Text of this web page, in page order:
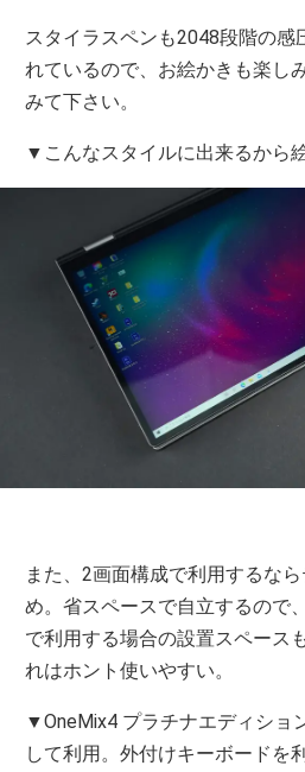
スタイラスペンも2048段階の感
れているので、お絵かきも楽し
みて下さい。
▼こんなスタイルに出来るから
また、2画面構成で利用するな
め。省スペースで自立するので
で利用する場合の設置スペース
れはホント使いやすい。
▼OneMix4 プラチナエディショ
して利用。外付けキーボードを